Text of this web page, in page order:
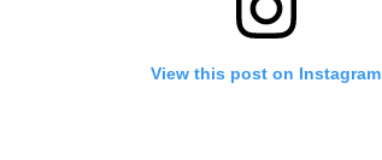
View this post on Instagram